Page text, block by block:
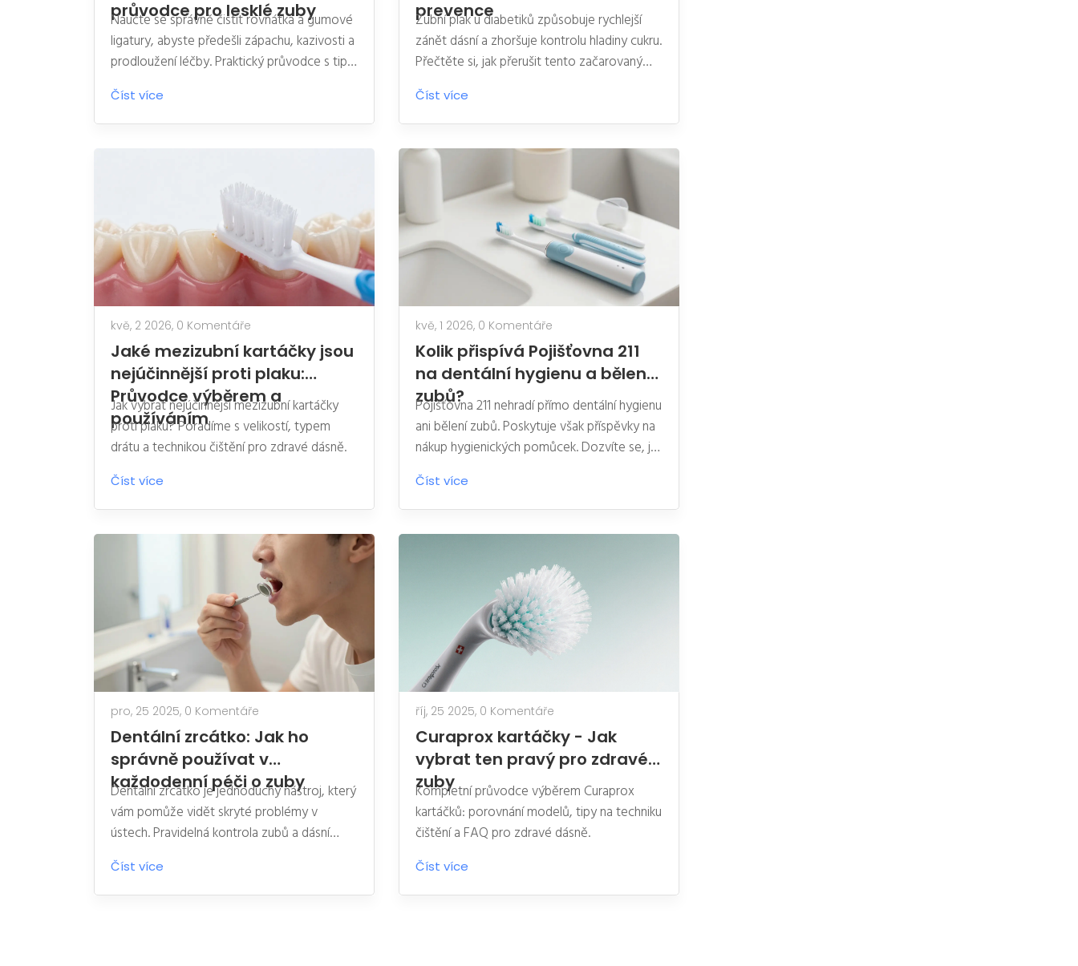
průvodce pro lesklé zuby
Naučte se správně čistit rovnátka a gumové
ligatury, abyste předešli zápachu, kazivosti a
prodloužení léčby. Praktický průvodce s tipy
na čištění.
Číst více
prevence
Zubní plak u diabetiků způsobuje rychlejší
zánět dásní a zhoršuje kontrolu hladiny cukru.
Přečtěte si, jak přerušit tento začarovaný
kruh a chránit své zdraví.
Číst více
kvě, 2 2026, 0 Komentáře
Jaké mezizubní kartáčky jsou
nejúčinnější proti plaku:
Průvodce výběrem a
používáním
Jak vybrat nejúčinnější mezizubní kartáčky
proti plaku? Poradíme s velikostí, typem
drátu a technikou čištění pro zdravé dásně.
Číst více
kvě, 1 2026, 0 Komentáře
Kolik přispívá Pojišťovna 211
na dentální hygienu a bělení
zubů?
Pojišťovna 211 nehradí přímo dentální hygienu
ani bělení zubů. Poskytuje však příspěvky na
nákup hygienických pomůcek. Dozvíte se, jak
získat benefit, kolik stojí čištění zubů v roce
2026 a kde najít slevy.
Číst více
pro, 25 2025, 0 Komentáře
Dentální zrcátko: Jak ho
správně používat v
každodenní péči o zuby
Dentální zrcátko je jednoduchý nástroj, který
vám pomůže vidět skryté problémy v
ústech. Pravidelná kontrola zubů a dásní
může předcházet kazu a zánětu, aniž byste
čekali na bolest.
Číst více
říj, 25 2025, 0 Komentáře
Curaprox kartáčky - Jak
vybrat ten pravý pro zdravé
zuby
Kompletní průvodce výběrem Curaprox
kartáčků: porovnání modelů, tipy na techniku
čištění a FAQ pro zdravé dásně.
Číst více